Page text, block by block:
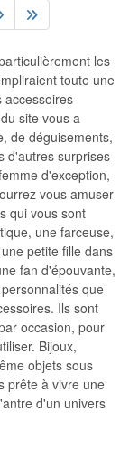
les
toute une
accessoires
site vous a
de déguisements,
d'autres surprises
d'exception,
vous amuser
qui vous sont
une farceuse,
petite fille dans
fan d'épouvante,
que
Ils sont
occasion, pour
Bijoux,
objets sous
prête à vivre une
d'un univers